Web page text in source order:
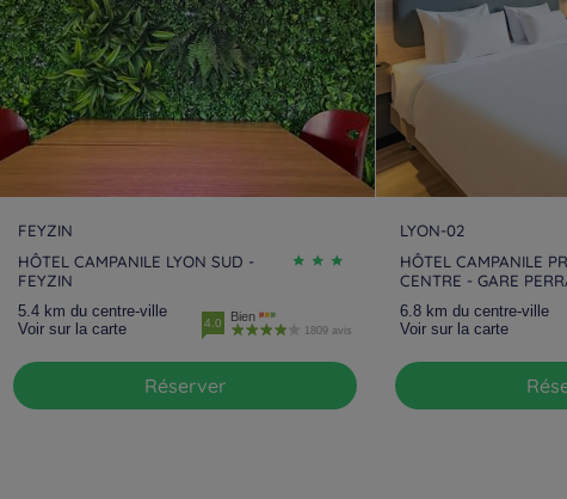
FEYZIN
HÔTEL CAMPANILE LYON SUD -
FEYZIN
5.4 km du centre-ville
Voir sur la carte
4.0 Bien
1809 avis
Réserver
LYON-02
HÔTEL CAMPANILE
CENTRE - GARE
6.8 km du centre-ville
Voir sur la carte